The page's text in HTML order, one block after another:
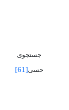
جستجوی
حسی[61]